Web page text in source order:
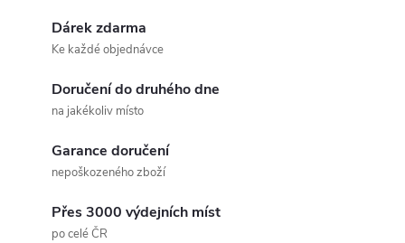
Dárek zdarma
Ke každé objednávce
Doručení do druhého dne
na jakékoliv místo
Garance doručení
nepoškozeného zboží
Přes 3000 výdejních míst
po celé ČR